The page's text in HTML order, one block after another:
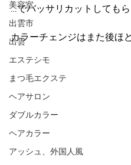
美容室
出雲市
出雲
エステシモ
まつ毛エクステ
ヘアサロン
ダブルカラー
ヘアカラー
アッシュ、外国人風
…でバッサリカットしても
カラーチェンジはまた後ほ